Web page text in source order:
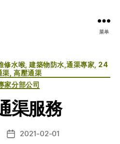
菜单
分
类
修水喉, 建築物防水,通渠專家, 24
渠, 高壓通渠
家分部公司
渠服務
发 2021-02-01